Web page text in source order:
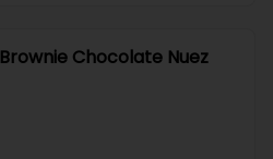
Brownie Chocolate Nuez